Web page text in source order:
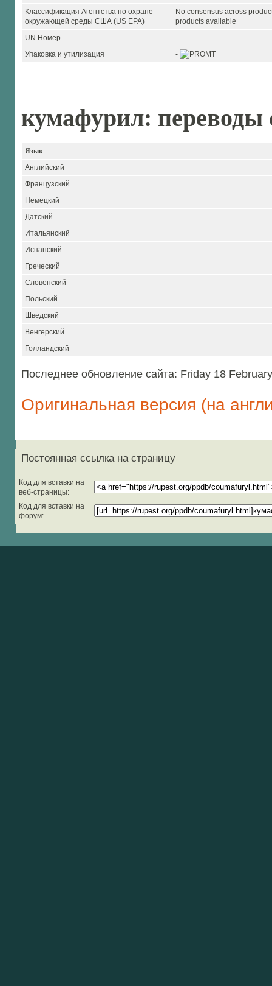
Классификация Агентства по охране
окружающей среды США (US EPA)
No consensus across
products available
UN Номер
-
Упаковка и утилизация
-
кумафурил: переводы
Язык
Английский
Французский
Немецкий
Датский
Итальянский
Испанский
Греческий
Словенский
Польский
Шведский
Венгерский
Голландский
Последнее обновление сайта: Friday 18
Оригинальная версия (на
Постоянная ссылка на страницу
Код для вставки на
веб-страницы:
Код для вставки на
форум: